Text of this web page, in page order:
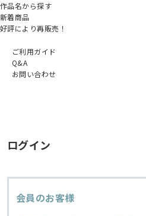
作品名から探す
新着商品
好評により再販売！
ご利用ガイド
Q&A
お問い合わせ
ログイン
会員のお客様